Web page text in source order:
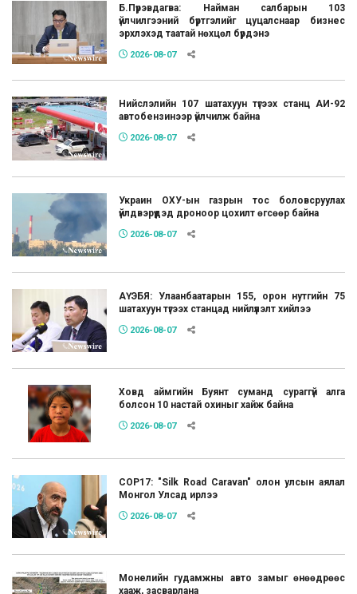
Б.Пүрэвдагва: Найман салбарын 103
үйлчилгээний бүртгэлийг цуцалснаар бизнес
эрхлэхэд таатай нөхцөл бүрдэнэ
2026-08-07
Нийслэлийн 107 шатахуун түгээх станц АИ-92
автобензинээр үйлчилж байна
2026-08-07
Украин ОХУ-ын газрын тос боловсруулах
үйлдвэрүүдэд дроноор цохилт өгсөөр байна
2026-08-07
АҮЭБЯ: Улаанбаатарын 155, орон нутгийн 75
шатахуун түгээх станцад нийлүүлэлт хийлээ
2026-08-07
Ховд аймгийн Буянт суманд сураггүй алга
болсон 10 настай охиныг хайж байна
2026-08-07
COP17: "Silk Road Caravan" олон улсын аялал
Монгол Улсад ирлээ
2026-08-07
Монелийн гудамжны авто замыг өнөөдрөөс
хааж, засварлана